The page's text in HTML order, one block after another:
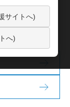
サイトへ)
へ)
能再生治療「サ
さい。